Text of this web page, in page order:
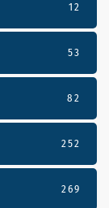
12
53
82
252
269